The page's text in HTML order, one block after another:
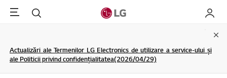
Menu Cautare My LG
Actualizări ale Termenilor LG Electronics de utilizare a service-ului și
ale Politicii privind confidențialitatea(2026/04/29)